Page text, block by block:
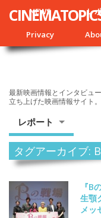
NEWS レ
Privacy
最新映画情報とインタビュ
立ち上げた映画情報サイト
レポート
タグアーカイブ:
『B
生顎
メッ